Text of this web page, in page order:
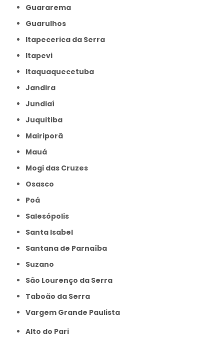
Guararema
Guarulhos
Itapecerica da Serra
Itapevi
Itaquaquecetuba
Jandira
Jundiaí
Juquitiba
Mairiporã
Mauá
Mogi das Cruzes
Osasco
Poá
Salesópolis
Santa Isabel
Santana de Parnaíba
Suzano
São Lourenço da Serra
Taboão da Serra
Vargem Grande Paulista
Alto do Pari